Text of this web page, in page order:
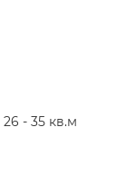
26 - 35 кв.м